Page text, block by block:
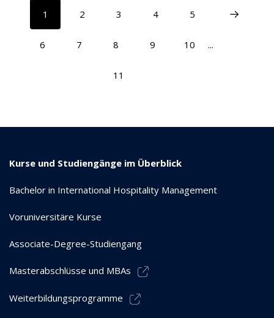
1 2 3 4 5
6 7 8 9 10 ...
11
Kurse und Studiengänge im Überblick
Bachelor in International Hospitality Management
Voruniversitäre Kurse
Associate-Degree-Studiengang
Masterabschlüsse und MBAs
Weiterbildungsprogramme